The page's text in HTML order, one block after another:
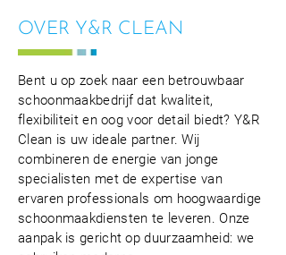
OVER Y&R CLEAN
Bent u op zoek naar een betrouwbaar
schoonmaakbedrijf dat kwaliteit,
flexibiliteit en oog voor detail biedt? Y&R
Clean is uw ideale partner. Wij
combineren de energie van jonge
specialisten met de expertise van
ervaren professionals om hoogwaardige
schoonmaakdiensten te leveren. Onze
aanpak is gericht op duurzaamheid: we